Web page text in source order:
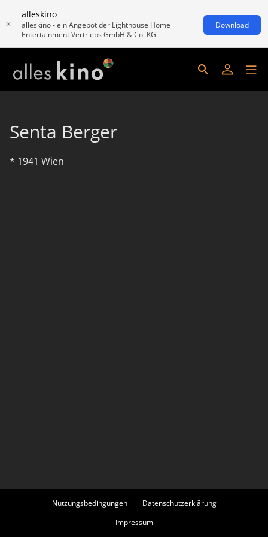
alleskino
alleskino - ein Angebot der Lighthouse Home
Entertainment Vertriebs GmbH & Co. KG
Download
Senta Berger
* 1941 Wien
Nutzungsbedingungen
Datenschutzerklärung
Impressum